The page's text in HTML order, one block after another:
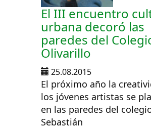
El III encuentro
urbana decoró las
paredes del
Olivarillo
25.08.2015
El próximo año la
los jóvenes artistas se
en las paredes del
Sebastián